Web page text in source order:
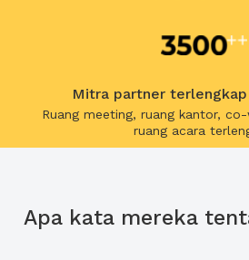
Mitra partner
Ruang meeting, ruang kantor,
ruang acara
Apa kata mereka